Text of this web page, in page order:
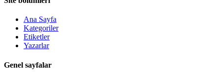
Ana Sayfa
Kategoriler
Etiketler
Yazarlar
Genel sayfalar